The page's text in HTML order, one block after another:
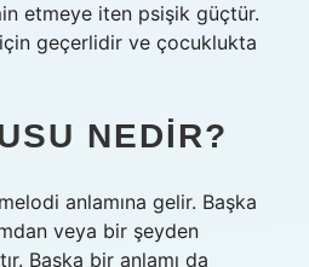
etmeye iten psişik güçtür.
geçerlidir ve çocuklukta
NEDIR?
anlamına gelir. Başka
veya bir şeyden
Başka bir anlamı da